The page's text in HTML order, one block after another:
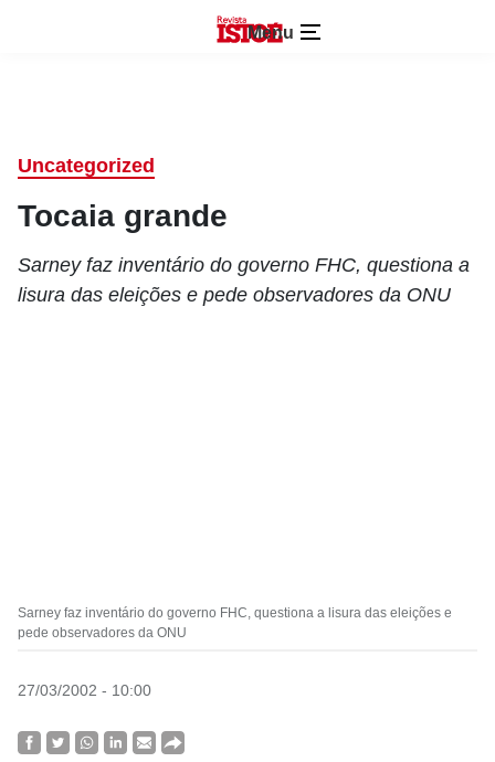
Menu
Uncategorized
Tocaia grande
Sarney faz inventário do governo FHC, questiona a
lisura das eleições e pede observadores da ONU
Sarney faz inventário do governo FHC, questiona a lisura das eleições e
pede observadores da ONU
27/03/2002 - 10:00